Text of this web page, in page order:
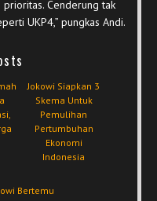
Cenderung tak
UKP4,” pungkas Andi.
Jokowi Siapkan 3
Skema Untuk
Pemulihan
Pertumbuhan
Ekonomi
Indonesia
Bertemu